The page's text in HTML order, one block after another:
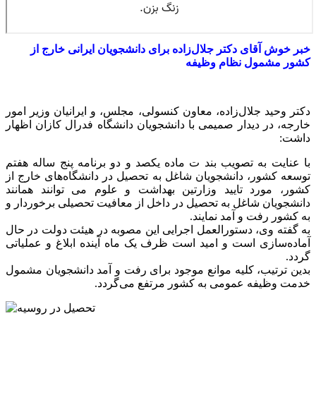
خبر خوش آقای دکتر جلال‌زاده برای دانشجویان ایرانی خارج از
کشور مشمول نظام وظیفه
دکتر وحید جلال‌زاده، معاون کنسولی، مجلس، و ایرانیان وزیر امور
خارجه، در دیدار صمیمی با دانشجویان دانشگاه فدرال کازان اظهار
داشت:
با عنایت به تصویب بند ت ماده یکصد و دو برنامه پنج ساله هفتم
توسعه کشور، دانشجویان شاغل به تحصیل در دانشگاه‌های خارج از
کشور، مورد تایید وزارتین بهداشت و علوم می توانند همانند
دانشجویان شاغل به تحصیل در داخل از معافیت تحصیلی برخوردار و
به کشور رفت و آمد نمایند.
به گفته وی، دستورالعمل اجرایی این مصوبه در هیئت دولت در حال
آماده‌سازی است و امید است ظرف یک ماه آینده ابلاغ و عملیاتی
گردد.
بدین ترتیب، کلیه موانع موجود برای رفت و آمد دانشجویان مشمول
خدمت وظیفه عمومی به کشور مرتفع می‌گردد.